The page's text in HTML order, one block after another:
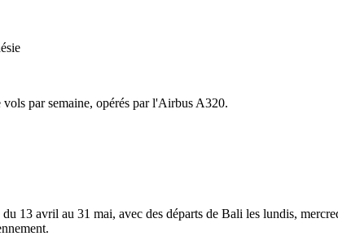
par semaine, opérés par l'Airbus A320.
avril au 31 mai, avec des départs de Bali les lundis,